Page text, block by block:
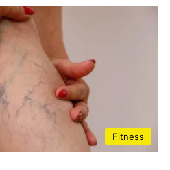
Fitness